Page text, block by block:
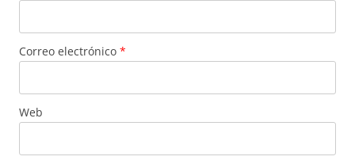
Correo electrónico *
Web